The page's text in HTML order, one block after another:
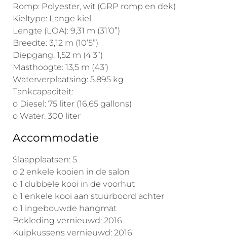
Romp: Polyester, wit (GRP romp en dek)
Kieltype: Lange kiel
Lengte (LOA): 9,31 m (31’0”)
Breedte: 3,12 m (10’5”)
Diepgang: 1,52 m (4’3”)
Masthoogte: 13,5 m (43’)
Waterverplaatsing: 5.895 kg
Tankcapaciteit:
o Diesel: 75 liter (16,65 gallons)
o Water: 300 liter
Accommodatie
Slaapplaatsen: 5
o 2 enkele kooien in de salon
o 1 dubbele kooi in de voorhut
o 1 enkele kooi aan stuurboord achter
o 1 ingebouwde hangmat
Bekleding vernieuwd: 2016
Kuipkussens vernieuwd: 2016